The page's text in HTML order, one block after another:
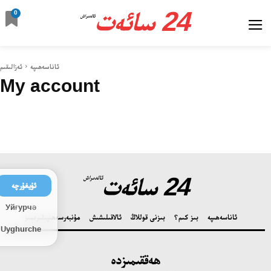
24 سائەت ئالدىراش
0
ئاناسەھىپە ئەزالىقىم
My account
24 سائەت ئالدىراش
ئاناسەھىپە بىز كىم؟ بىزنى قوللاڭ ئالاقىلىشىش مۇنبەرسەھىپىلىرىمىز
ھەققىمىزدە
ئۇيغۇرچە
Уйғурчә
Uyghurche